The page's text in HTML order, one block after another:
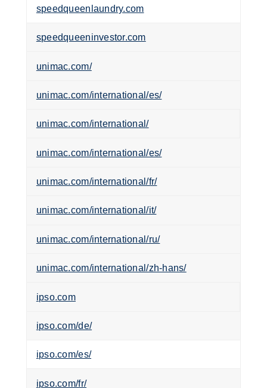
speedqueenlaundry.com
speedqueeninvestor.com
unimac.com/
unimac.com/international/es/
unimac.com/international/
unimac.com/international/es/
unimac.com/international/fr/
unimac.com/international/it/
unimac.com/international/ru/
unimac.com/international/zh-hans/
ipso.com
ipso.com/de/
ipso.com/es/
ipso.com/fr/